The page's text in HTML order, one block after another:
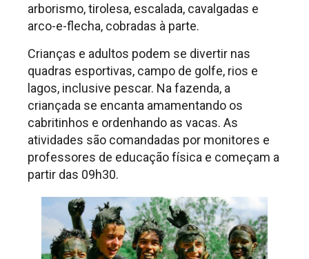
arborismo, tirolesa, escalada, cavalgadas e
arco-e-flecha, cobradas à parte.
Crianças e adultos podem se divertir nas
quadras esportivas, campo de golfe, rios e
lagos, inclusive pescar. Na fazenda, a
criançada se encanta amamentando os
cabritinhos e ordenhando as vacas. As
atividades são comandadas por monitores e
professores de educação física e começam a
partir das 09h30.